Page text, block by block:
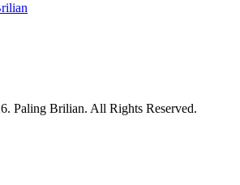
Paling Brilian. All Rights Reserved.